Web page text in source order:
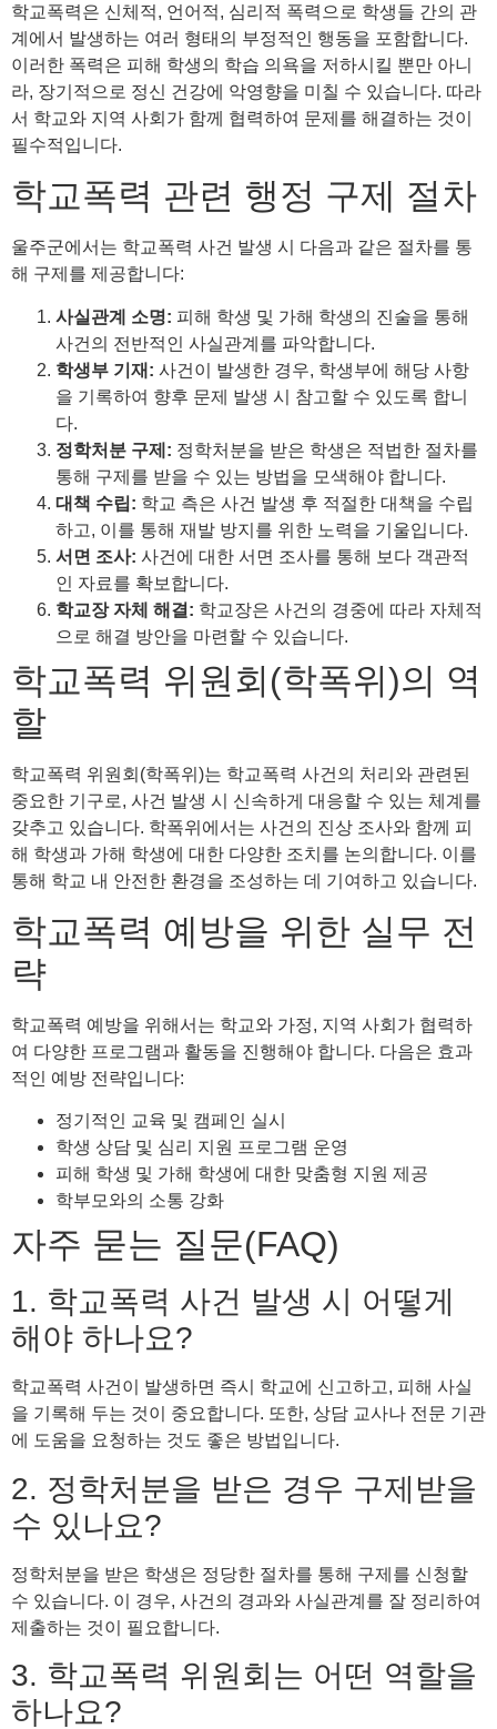
학교폭력은 신체적, 언어적, 심리적 폭력으로 학생들 간의 관
계에서 발생하는 여러 형태의 부정적인 행동을 포함합니다.
이러한 폭력은 피해 학생의 학습 의욕을 저하시킬 뿐만 아니
라, 장기적으로 정신 건강에 악영향을 미칠 수 있습니다. 따라
서 학교와 지역 사회가 함께 협력하여 문제를 해결하는 것이
필수적입니다.
학교폭력 관련 행정 구제 절차
울주군에서는 학교폭력 사건 발생 시 다음과 같은 절차를 통
해 구제를 제공합니다:
사실관계 소명: 피해 학생 및 가해 학생의 진술을 통해
사건의 전반적인 사실관계를 파악합니다.
학생부 기재: 사건이 발생한 경우, 학생부에 해당 사항
을 기록하여 향후 문제 발생 시 참고할 수 있도록 합니
다.
정학처분 구제: 정학처분을 받은 학생은 적법한 절차를
통해 구제를 받을 수 있는 방법을 모색해야 합니다.
대책 수립: 학교 측은 사건 발생 후 적절한 대책을 수립
하고, 이를 통해 재발 방지를 위한 노력을 기울입니다.
서면 조사: 사건에 대한 서면 조사를 통해 보다 객관적
인 자료를 확보합니다.
학교장 자체 해결: 학교장은 사건의 경중에 따라 자체적
으로 해결 방안을 마련할 수 있습니다.
학교폭력 위원회(학폭위)의 역
할
학교폭력 위원회(학폭위)는 학교폭력 사건의 처리와 관련된
중요한 기구로, 사건 발생 시 신속하게 대응할 수 있는 체계를
갖추고 있습니다. 학폭위에서는 사건의 진상 조사와 함께 피
해 학생과 가해 학생에 대한 다양한 조치를 논의합니다. 이를
통해 학교 내 안전한 환경을 조성하는 데 기여하고 있습니다.
학교폭력 예방을 위한 실무 전
략
학교폭력 예방을 위해서는 학교와 가정, 지역 사회가 협력하
여 다양한 프로그램과 활동을 진행해야 합니다. 다음은 효과
적인 예방 전략입니다:
정기적인 교육 및 캠페인 실시
학생 상담 및 심리 지원 프로그램 운영
피해 학생 및 가해 학생에 대한 맞춤형 지원 제공
학부모와의 소통 강화
자주 묻는 질문(FAQ)
1. 학교폭력 사건 발생 시 어떻게
해야 하나요?
학교폭력 사건이 발생하면 즉시 학교에 신고하고, 피해 사실
을 기록해 두는 것이 중요합니다. 또한, 상담 교사나 전문 기관
에 도움을 요청하는 것도 좋은 방법입니다.
2. 정학처분을 받은 경우 구제받을
수 있나요?
정학처분을 받은 학생은 정당한 절차를 통해 구제를 신청할
수 있습니다. 이 경우, 사건의 경과와 사실관계를 잘 정리하여
제출하는 것이 필요합니다.
3. 학교폭력 위원회는 어떤 역할을
하나요?